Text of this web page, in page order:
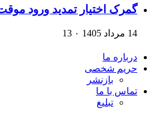
گمرک اختیار تمدید ورود موقت
14 مرداد 1405 ۰ 13
درباره ما
حریم شخصی
بازنشر
تماس با ما
تبلیغ